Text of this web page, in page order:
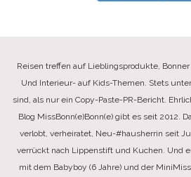
Reisen treffen auf Lieblingsprodukte,
Und Interieur- auf Kids-Themen. Stets
sind, als nur ein Copy-Paste-PR-Bericht.
Blog MissBonn(e)Bonn(e) gibt es seit 2012.
verlobt, verheiratet, Neu-#hausherrin seit
verrückt nach Lippenstift und Kuchen. Und
mit dem Babyboy (6 Jahre) und der